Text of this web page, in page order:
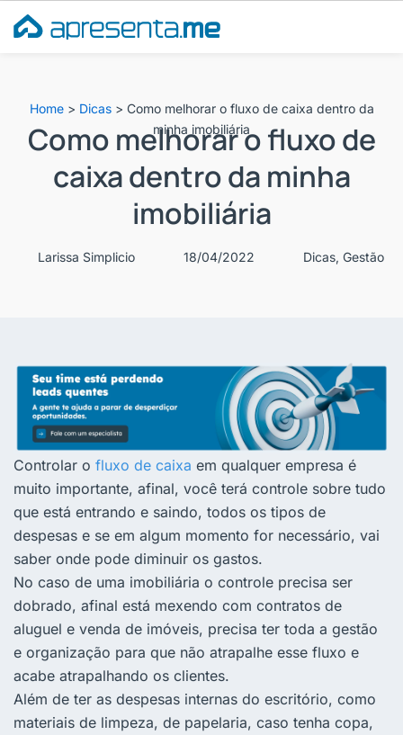
para
Home> Dicas> Como melhorar o fluxo de caixa dentro da
minha imobiliária
Como melhorar o fluxo de
caixa dentro da minha
imobiliária
Larissa Simplicio 18/04/2022 Dicas, Gestão
Controlar o fluxo de caixa em qualquer empresa é
muito importante, afinal, você terá controle sobre tudo
que está entrando e saindo, todos os tipos de
despesas e se em algum momento for necessário, vai
saber onde pode diminuir os gastos.
No caso de uma imobiliária o controle precisa ser
dobrado, afinal está mexendo com contratos de
aluguel e venda de imóveis, precisa ter toda a gestão
e organização para que não atrapalhe esse fluxo e
acabe atrapalhando os clientes.
Além de ter as despesas internas do escritório, como
materiais de limpeza, de papelaria, caso tenha copa,